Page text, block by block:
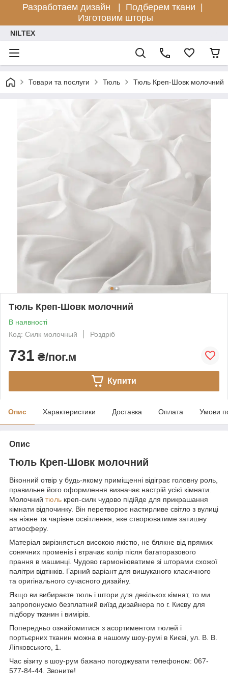
Разработаем дизайн |
Подберем ткани |
Изготовим шторы
NILTEX
Товари та послуги Тюль Тюль Креп-Шовк молочний
Тюль Креп-Шовк молочний
В наявності
Код: Силк молочный
Роздріб
731 ₴/пог.м
Купити
Опис Характеристики Доставка Оплата Умови
Опис
Тюль Креп-Шовк молочний
Віконний отвір у будь-якому приміщенні відіграє головну роль,
правильне його оформлення визначає настрій усієї кімнати.
Молочний тюль креп-силк чудово підійде для прикрашання
кімнати відпочинку. Він перетворює настирливе світло з вулиці
на ніжне та чарівне освітлення, яке створюватиме затишну
атмосферу.
Матеріал вирізняється високою якістю, не блякне від прямих
сонячних променів і втрачає колір після багаторазового
прання в машинці. Чудово гармоніюватиме зі шторами схожої
палітри відтінків. Гарний варіант для вишуканого класичного
та оригінального сучасного дизайну.
Якщо ви вибираєте тюль і штори для декількох кімнат, то ми
запропонуємо безплатний виїзд дизайнера по г. Києву для
підбору тканин і вимірів.
Попередньо ознайомитися з асортиментом тюлей і
портьєрних тканин можна в нашому шоу-румі в Києві, ул. В. В.
Ліпковського, 1.
Час візиту в шоу-рум бажано погоджувати телефоном: 067-
577-84-44. Звоните!